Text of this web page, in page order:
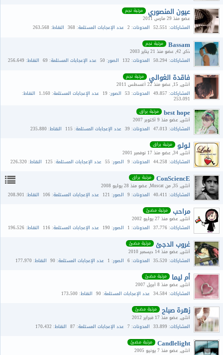
عيون المنصوري مرتبة نجم
عضو منذ 29 مارس 2011
المشاركات 52،551 المدونات 2 عدد الإعجابات المستلمة 368 النقاط 263،568
Bassam مرتبة نجم
ذكر 42 عضو منذ 21 يناير 2003
المشاركات 50،294 المدونات 132 الصور 50 عدد الإعجابات المستلمة 69 النقاط 256،649
فاقدة الغوالي مرتبة نجم
أنثى 15 عضو منذ 22 أغسطس 2011
المشاركات 49،857 المدونات 53 الصور 19 عدد الإعجابات المستلمة 1،160 النقاط
253،091
best hope مرتبة براق
أنثى عضو منذ 9 أكتوبر 2007
المشاركات 47،013 المدونات 39 عدد الإعجابات المستلمة 115 النقاط 235،880
لـولـو
مرتبة براق
أنثى 34 عضو منذ 17 نوفمبر 2001
المشاركات 44،258 المدونات 9 الصور 55 عدد الإعجابات المستلمة 125 النقاط 226،320
ConSciencE مرتبة براق
أنثى 35 من Muscat
عضو منذ 28 يوليو 2008
المشاركات 40،411 المدونات 9 الصور 121 عدد الإعجابات المستلمة 106 النقاط 208،901
مراحب مرتبة مضئ
أنثى عضو منذ 27 يوليو 2002
المشاركات 37،776 المدونات 1 الصور 190 عدد الإعجابات المستلمة 116 النقاط 196،526
غروب الدجئ
مرتبة مضئ
أنثى عضو منذ 14 ديسمبر 2010
المشاركات 35،520 المدونات 6 الصور 1 عدد الإعجابات المستلمة 90 النقاط 177،970
أم ليما
مرتبة مضئ
أنثى عضو منذ 8 أبريل 2007
المشاركات 34،584 عدد الإعجابات المستلمة 90 النقاط 173،500
زهرة صباح مرتبة مضئ
أنثى عضو منذ 17 فبراير 2012
المشاركات 33،899 المدونات 7 عدد الإعجابات المستلمة 87 النقاط 170،432
Candlelight مرتبة مضئ
أنثى عضو منذ 7 يونيو 2005